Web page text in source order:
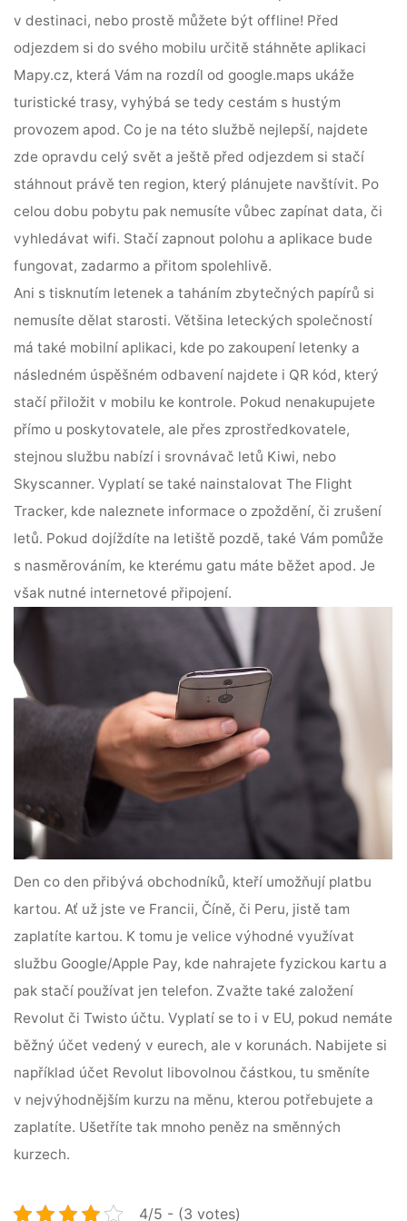
v destinaci, nebo prostě můžete být offline! Před
odjezdem si do svého mobilu určitě stáhněte aplikaci
Mapy.cz, která Vám na rozdíl od google.maps ukáže
turistické trasy, vyhýbá se tedy cestám s hustým
provozem apod. Co je na této službě nejlepší, najdete
zde opravdu celý svět a ještě před odjezdem si stačí
stáhnout právě ten region, který plánujete navštívit. Po
celou dobu pobytu pak nemusíte vůbec zapínat data, či
vyhledávat wifi. Stačí zapnout polohu a aplikace bude
fungovat, zadarmo a přitom spolehlivě.
Ani s tisknutím letenek a taháním zbytečných papírů si
nemusíte dělat starosti. Většina leteckých společností
má také mobilní aplikaci, kde po zakoupení letenky a
následném úspěšném odbavení najdete i QR kód, který
stačí přiložit v mobilu ke kontrole. Pokud nenakupujete
přímo u poskytovatele, ale přes zprostředkovatele,
stejnou službu nabízí i srovnávač letů Kiwi, nebo
Skyscanner. Vyplatí se také nainstalovat The Flight
Tracker, kde naleznete informace o zpoždění, či zrušení
letů. Pokud dojíždíte na letiště pozdě, také Vám pomůže
s nasměrováním, ke kterému gatu máte běžet apod. Je
však nutné internetové připojení.
Den co den přibývá obchodníků, kteří umožňují platbu
kartou. Ať už jste ve Francii, Číně, či Peru, jistě tam
zaplatíte kartou. K tomu je velice výhodné využívat
službu Google/Apple Pay, kde nahrajete fyzickou kartu a
pak stačí používat jen telefon. Zvažte také založení
Revolut či Twisto účtu. Vyplatí se to i v EU, pokud nemáte
běžný účet vedený v eurech, ale v korunách. Nabijete si
například účet Revolut libovolnou částkou, tu směníte
v nejvýhodnějším kurzu na měnu, kterou potřebujete a
zaplatíte. Ušetříte tak mnoho peněz na směnných
kurzech.
4/5 - (3 votes)